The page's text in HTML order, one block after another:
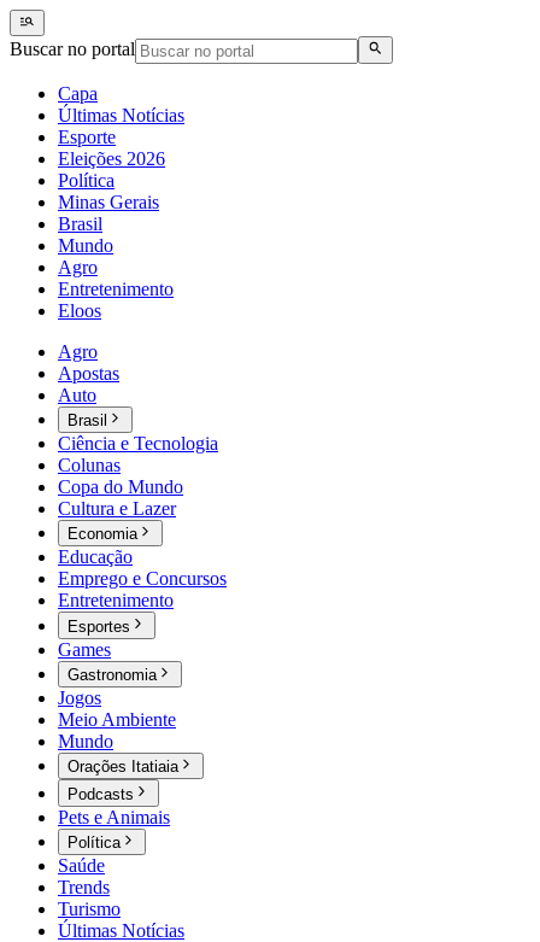
Buscar no portal
Capa
Últimas Notícias
Esporte
Eleições 2026
Política
Minas Gerais
Brasil
Mundo
Agro
Entretenimento
Eloos
Agro
Apostas
Auto
Brasil
Ciência e Tecnologia
Colunas
Copa do Mundo
Cultura e Lazer
Economia
Educação
Emprego e Concursos
Entretenimento
Esportes
Games
Gastronomia
Jogos
Meio Ambiente
Mundo
Orações Itatiaia
Podcasts
Pets e Animais
Política
Saúde
Trends
Turismo
Últimas Notícias